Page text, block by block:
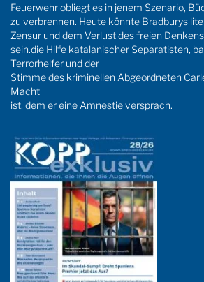
Feuerwehr obliegt es in jenem Szenario,
zu verbrennen. Heute könnte Bradburys
Zensur und dem Verlust des freien
sein.die Hilfe katalanischer Separatisten,
Terrorhelfer und der
Stimme des kriminellen Abgeordneten
Macht
ist, dem er eine Amnestie versprach.